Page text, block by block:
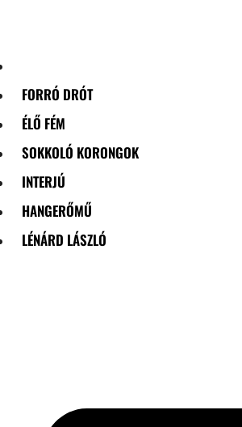
FORRÓ DRÓT
ÉLŐ FÉM
SOKKOLÓ KORONGOK
INTERJÚ
HANGERŐMŰ
LÉNÁRD LÁSZLÓ